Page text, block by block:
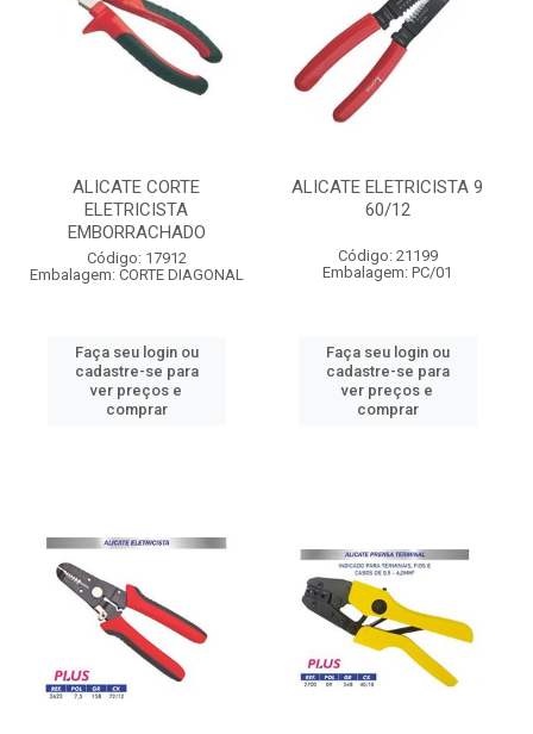
ALICATE CORTE
ELETRICISTA
EMBORRACHADO
Código: 17912
Embalagem: CORTE DIAGONAL
Faça seu login ou
cadastre-se para
ver preços e
comprar
ALICATE ELETRICISTA 9
60/12
Código: 21199
Embalagem: PC/01
Faça seu login ou
cadastre-se para
ver preços e
comprar